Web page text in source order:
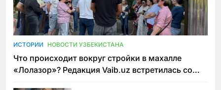
ИСТОРИИ НОВОСТИ УЗБЕКИСТАНА
Что происходит вокруг стройки в махалле
«Лолазор»? Редакция Vaib.uz встретилась со